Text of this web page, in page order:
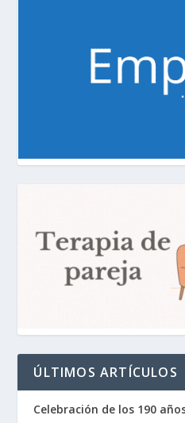
ÚLTIMOS ARTÍCULOS
Celebración de los 190